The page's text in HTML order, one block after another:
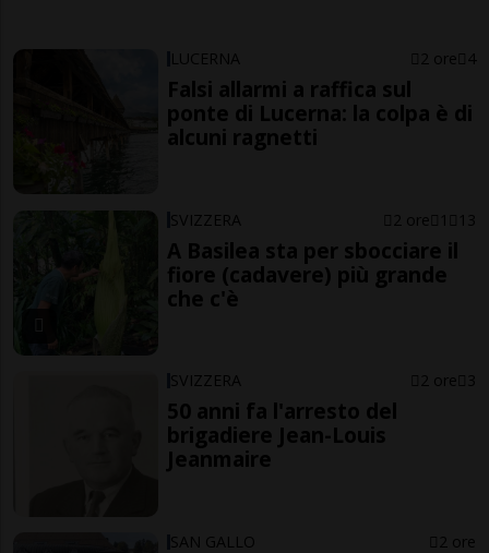
LUCERNA 2 ore 4
Falsi allarmi a raffica sul
ponte di Lucerna: la colpa è di
alcuni ragnetti
SVIZZERA 2 ore 1 13
A Basilea sta per sbocciare il
fiore (cadavere) più grande
che c'è
SVIZZERA 2 ore 3
50 anni fa l'arresto del
brigadiere Jean-Louis
Jeanmaire
SAN GALLO 2 ore